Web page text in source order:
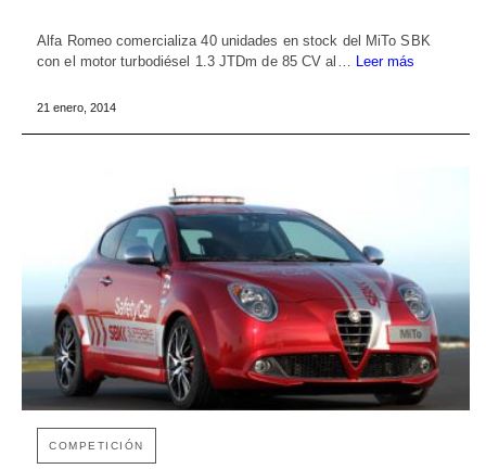
Alfa Romeo comercializa 40 unidades en stock del MiTo SBK
con el motor turbodiésel 1.3 JTDm de 85 CV al… Leer más
21 enero, 2014
COMPETICIÓN